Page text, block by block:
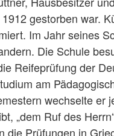
gestorben war.
Im Jahr seines
Die Schule
Reifeprüfung der
am
wechselte er
„dem Ruf des
die Prüfungen in